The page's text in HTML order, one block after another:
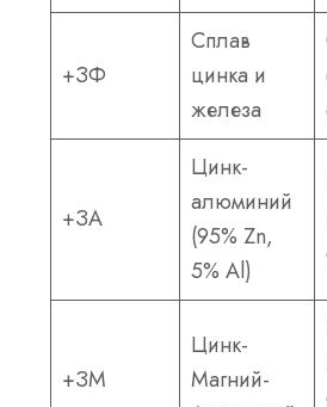
+ЗФ
Сплав
цинка и
железа
+ЗА
Цинк-
алюминий
(95% Zn,
5% Al)
+ЗМ
Цинк-
Магний-